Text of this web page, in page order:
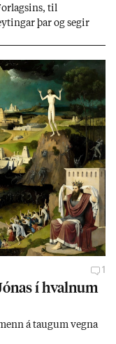
til
þar og seg­ir
katalónsk­an hlot­
1
í hvaln­um
á taug­um vegna